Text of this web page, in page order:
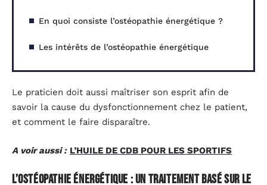
En quoi consiste l’ostéopathie énergétique ?
Les intérêts de l’ostéopathie énergétique
Le praticien doit aussi maîtriser son esprit afin de
savoir la cause du dysfonctionnement chez le patient,
et comment le faire disparaître.
A voir aussi : L’HUILE DE CDB POUR LES SPORTIFS
L’ostéopathie énergétique : un traitement basé sur le